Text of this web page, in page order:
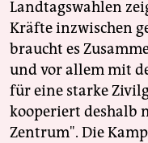
Landtagswahlen
Kräfte inzwischen
braucht es
und vor allem mit
für eine starke
kooperiert deshalb
Zentrum". Die